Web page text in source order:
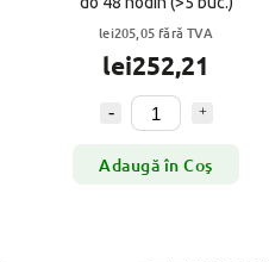
lei205,05 fără TVA
lei252,21
Adaugă în Coş